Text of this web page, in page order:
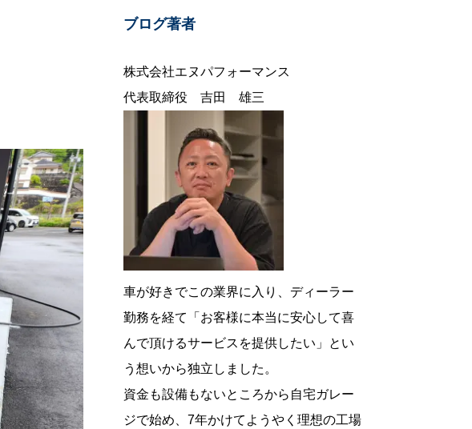
ブログ著者
株式会社エヌパフォーマンス
代表取締役 吉田 雄三
車が好きでこの業界に入り、ディーラー
勤務を経て「お客様に本当に安心して喜
んで頂けるサービスを提供したい」とい
う想いから独立しました。
資金も設備もないところから自宅ガレー
ジで始め、7年かけてようやく理想の工場